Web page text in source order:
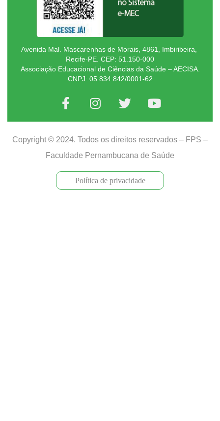
Avenida Mal. Mascarenhas de Morais, 4861, Imbiribeira,
Recife-PE. CEP: 51.150-000
Associação Educacional de Ciências da Saúde – AECISA.
CNPJ: 05.834.842/0001-62
Copyright © 2024. Todos os direitos reservados – FPS –
Faculdade Pernambucana de Saúde
Política de privacidade